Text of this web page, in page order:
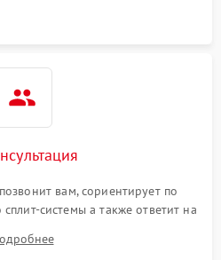
вам, сориентирует по
системы а также ответит на